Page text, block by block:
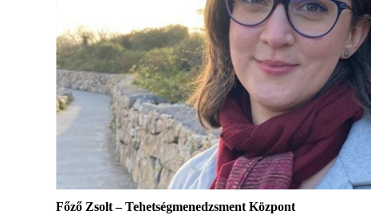
Főző Zsolt – Tehetségmenedzsment Központ